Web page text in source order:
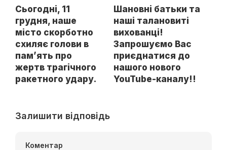
Сьогодні, 11
грудня, наше
місто скорботно
схиляє голови в
пам’ять про
жертв трагічного
ракетного удару.
Шановні батьки та
наші талановиті
вихованці!
Запрошуємо Вас
приєднатися до
нашого нового
YouTube-каналу!!
Залишити відповідь
Коментар